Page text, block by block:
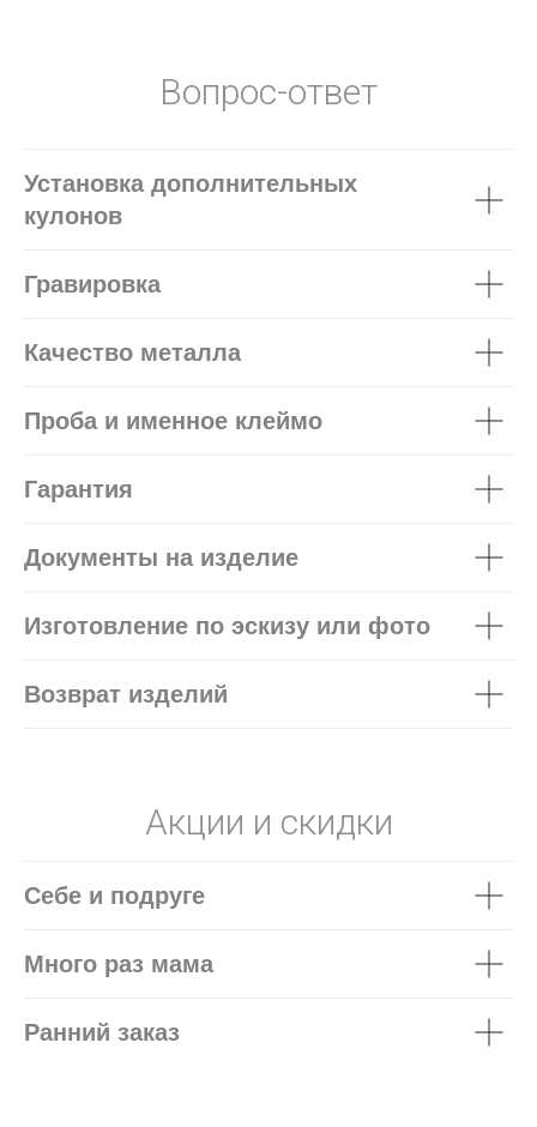
Вопрос-ответ
Установка дополнительных
кулонов
Гравировка
Качество металла
Проба и именное клеймо
Гарантия
Документы на изделие
Изготовление по эскизу или фото
Возврат изделий
Акции и скидки
Себе и подруге
Много раз мама
Ранний заказ